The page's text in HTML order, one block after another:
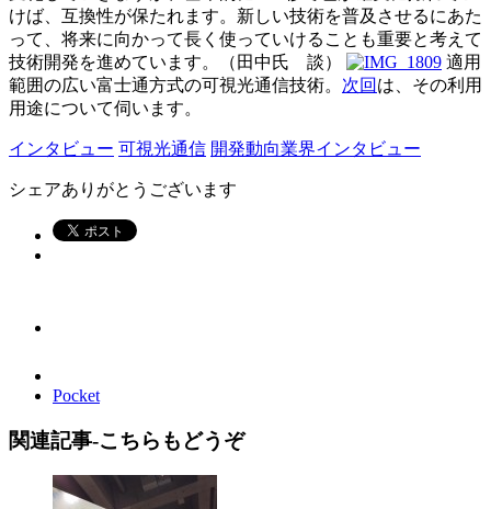
けば、互換性が保たれます。新しい技術を普及させるにあた
って、将来に向かって長く使っていけることも重要と考えて
技術開発を進めています。（田中氏 談）
適用
範囲の広い富士通方式の可視光通信技術。 次回 は、その利用
用途について伺います。
インタビュー 可視光通信 開発動向業界インタビュー
シェアありがとうございます
Pocket
関連記事-こちらもどうぞ